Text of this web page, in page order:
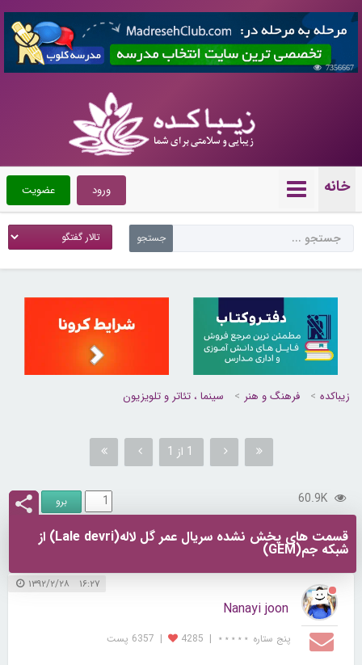
7356667
خانه عضویت ورود
زیباکده فرهنگ و هنر سینما ، تئاتر و تلویزیون
1 از 1
60.9K
قسمت های پخش نشده سریال عمر گل لاله(Lale devri) از
شبکه جم(GEM)
۱۶:۲۷ ۱۳۹۲/۲/۲۸
Nanayi joon
پنج ستاره ⋆⋆⋆⋆⋆ |
4285
| 6357 پست